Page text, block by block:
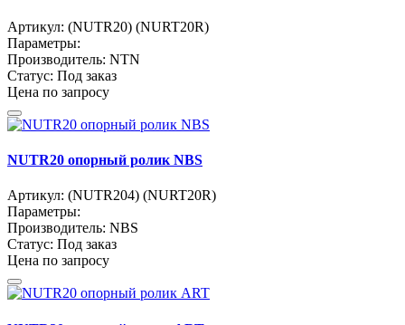
Артикул: (NUTR20) (NURT20R)
Параметры:
Производитель: NTN
Статус: Под заказ
Цена по запросу
NUTR20 опорный ролик NBS
Артикул: (NUTR204) (NURT20R)
Параметры:
Производитель: NBS
Статус: Под заказ
Цена по запросу